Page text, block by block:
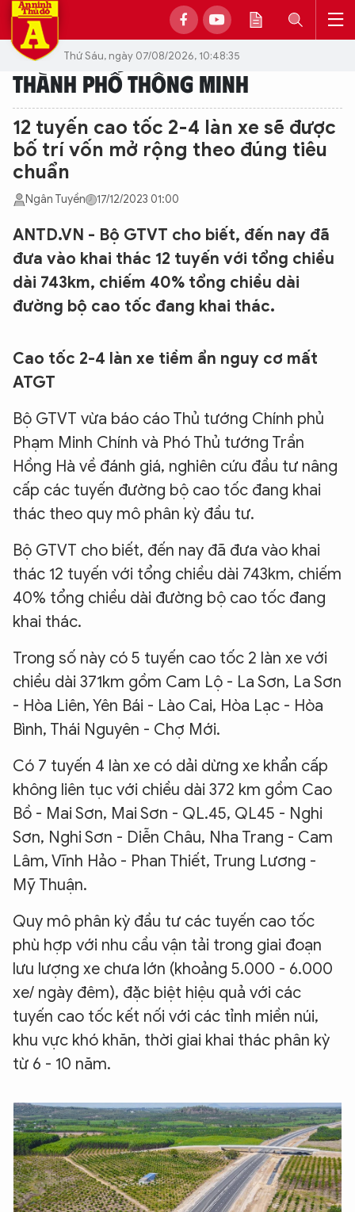
Thứ Sáu, ngày 07/08/2026, 10:48:35
THÀNH PHỐ THÔNG MINH
12 tuyến cao tốc 2-4 làn xe sẽ được
bố trí vốn mở rộng theo đúng tiêu
chuẩn
Ngân Tuyền 17/12/2023 01:00
ANTD.VN - Bộ GTVT cho biết, đến nay đã
đưa vào khai thác 12 tuyến với tổng chiều
dài 743km, chiếm 40% tổng chiều dài
đường bộ cao tốc đang khai thác.
Cao tốc 2-4 làn xe tiềm ẩn nguy cơ mất
ATGT
Bộ GTVT vừa báo cáo Thủ tướng Chính phủ
Phạm Minh Chính và Phó Thủ tướng Trần
Hồng Hà về đánh giá, nghiên cứu đầu tư nâng
cấp các tuyến đường bộ cao tốc đang khai
thác theo quy mô phân kỳ đầu tư.
Bộ GTVT cho biết, đến nay đã đưa vào khai
thác 12 tuyến với tổng chiều dài 743km, chiếm
40% tổng chiều dài đường bộ cao tốc đang
khai thác.
Trong số này có 5 tuyến cao tốc 2 làn xe với
chiều dài 371km gồm Cam Lộ - La Sơn, La Sơn
- Hòa Liên, Yên Bái - Lào Cai, Hòa Lạc - Hòa
Bình, Thái Nguyên - Chợ Mới.
Có 7 tuyến 4 làn xe có dải dừng xe khẩn cấp
không liên tục với chiều dài 372 km gồm Cao
Bồ - Mai Sơn, Mai Sơn - QL.45, QL45 - Nghi
Sơn, Nghi Sơn - Diễn Châu, Nha Trang - Cam
Lâm, Vĩnh Hảo - Phan Thiết, Trung Lương -
Mỹ Thuận.
Quy mô phân kỳ đầu tư các tuyến cao tốc
phù hợp với nhu cầu vận tải trong giai đoạn
lưu lượng xe chưa lớn (khoảng 5.000 - 6.000
xe/ ngày đêm), đặc biệt hiệu quả với các
tuyến cao tốc kết nối với các tỉnh miền núi,
khu vực khó khăn, thời giai khai thác phân kỳ
từ 6 - 10 năm.